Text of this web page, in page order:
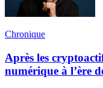
Chronique
Après les
numérique à l’ère